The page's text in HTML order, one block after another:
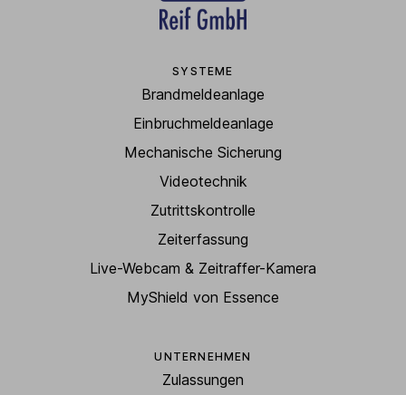
SYSTEME
Brandmeldeanlage
Einbruchmeldeanlage
Mechanische Sicherung
Videotechnik
Zutrittskontrolle
Zeiterfassung
Live-Webcam & Zeitraffer-Kamera
MyShield von Essence
UNTERNEHMEN
Zulassungen